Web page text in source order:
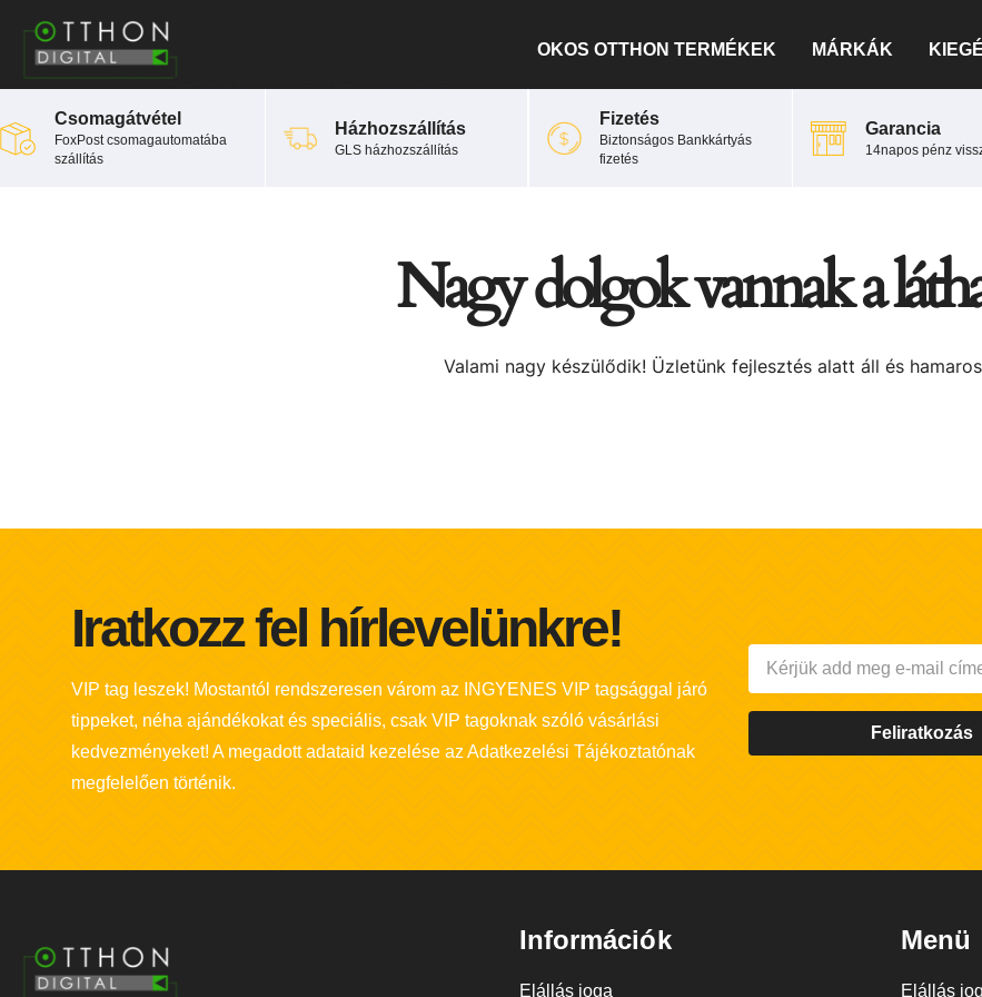
OKOS OTTHON TERMÉKEK MÁRKÁK
Csomagátvétel
FoxPost csomagautomatába
szállítás
Házhozszállítás
GLS házhozszállítás
Fizetés
Biztonságos Bankkártyás
fizetés
Garancia
14napos pénz
Otthon Digital
Nagy dolgok vannak a
Valami nagy készülődik! Üzletünk fejlesztés alatt áll és
Iratkozz fel hírlevelünkre!
VIP tag leszek! Mostantól rendszeresen várom az INGYENES VIP tagsággal járó
tippeket, néha ajándékokat és speciális, csak VIP tagoknak szóló vásárlási
kedvezményeket! A megadott adataid kezelése az Adatkezelési Tájékoztatónak
megfelelően történik.
Feliratkozás
Információk
Elállás joga
Menü
Elállás